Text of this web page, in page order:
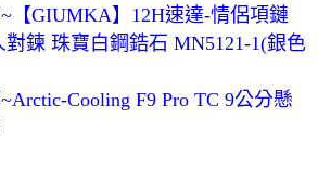
【GIUMKA】12H速達-情侶項鏈
鍊 珠寶白鋼鋯石 MN5121-1(銀色
Cooling F9 Pro TC 9公分懸